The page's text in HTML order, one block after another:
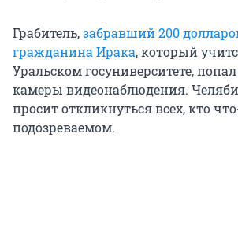
Грабитель,забравший 200
гражданина Ирака, который
Уральском госуниверситете,
камеры видеонаблюдения.
просит откликнуться всех, кто
подозреваемом.